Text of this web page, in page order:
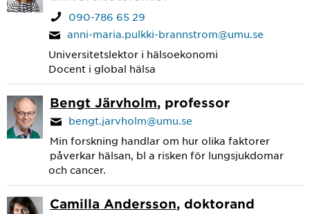
090-786 65 29
anni-maria.pulkki-brannstrom@umu.se
Universitetslektor i hälsoekonomi
Docent i global hälsa
Bengt Järvholm, professor
bengt.jarvholm@umu.se
Min forskning handlar om hur olika faktorer
påverkar hälsan, bl a risken för lungsjukdomar
och cancer.
Camilla Andersson, doktorand